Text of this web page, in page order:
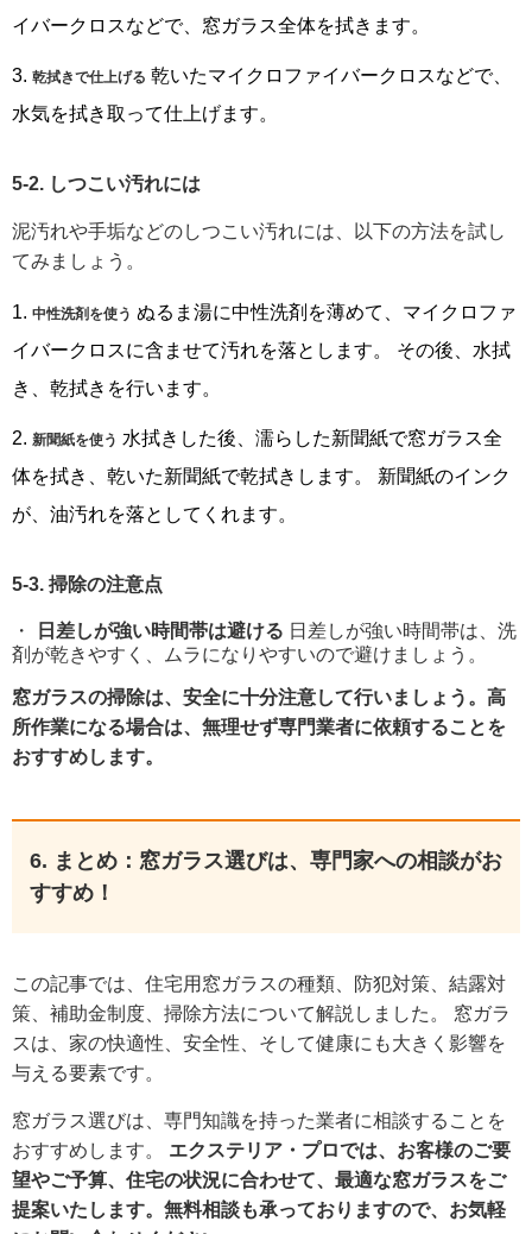
イバークロスなどで、窓ガラス全体を拭きます。
乾拭きで仕上げる 乾いたマイクロファイバークロスなどで、
水気を拭き取って仕上げます。
5-2. しつこい汚れには
泥汚れや手垢などのしつこい汚れには、以下の方法を試し
てみましょう。
中性洗剤を使う ぬるま湯に中性洗剤を薄めて、マイクロファ
イバークロスに含ませて汚れを落とします。 その後、水拭
き、乾拭きを行います。
新聞紙を使う 水拭きした後、濡らした新聞紙で窓ガラス全
体を拭き、乾いた新聞紙で乾拭きします。 新聞紙のインク
が、油汚れを落としてくれます。
5-3. 掃除の注意点
日差しが強い時間帯は避ける 日差しが強い時間帯は、洗
剤が乾きやすく、ムラになりやすいので避けましょう。
窓ガラスの掃除は、安全に十分注意して行いましょう。高
所作業になる場合は、無理せず専門業者に依頼することを
おすすめします。
6. まとめ：窓ガラス選びは、専門家への相談がお
すすめ！
この記事では、住宅用窓ガラスの種類、防犯対策、結露対
策、補助金制度、掃除方法について解説しました。 窓ガラ
スは、家の快適性、安全性、そして健康にも大きく影響を
与える要素です。
窓ガラス選びは、専門知識を持った業者に相談することを
おすすめします。 エクステリア・プロでは、お客様のご要
望やご予算、住宅の状況に合わせて、最適な窓ガラスをご
提案いたします。無料相談も承っておりますので、お気軽